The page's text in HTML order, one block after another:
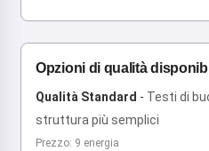
Opzioni di qualità
Qualità Standard - Testi di
struttura più semplici
Prezzo: 9 energia